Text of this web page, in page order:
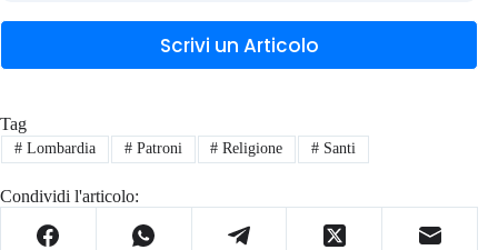
Scrivi un Articolo
Tag
#Lombardia #Patroni # Religione # Santi
Condividi l'articolo: